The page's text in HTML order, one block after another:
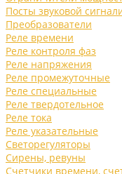
Посты звуковой
Преобразователи
Реле времени
Реле контроля фаз
Реле напряжения
Реле промежуточные
Реле специальные
Реле твердотельное
Реле тока
Реле указательные
Светорегуляторы
Сирены, ревуны
Счетчики времени,